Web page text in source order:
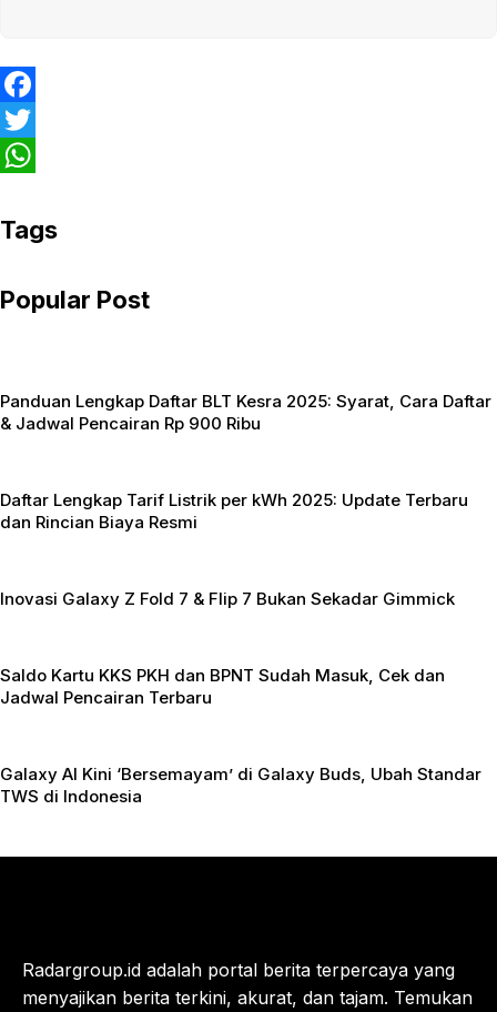
F
a
e
o
T
i
t
h
t
p
Tags
Popular Post
Panduan Lengkap Daftar BLT Kesra 2025: Syarat, Cara Daftar
& Jadwal Pencairan Rp 900 Ribu
Daftar Lengkap Tarif Listrik per kWh 2025: Update Terbaru
dan Rincian Biaya Resmi
Inovasi Galaxy Z Fold 7 & Flip 7 Bukan Sekadar Gimmick
Saldo Kartu KKS PKH dan BPNT Sudah Masuk, Cek dan
Jadwal Pencairan Terbaru
Galaxy AI Kini ‘Bersemayam’ di Galaxy Buds, Ubah Standar
TWS di Indonesia
Radargroup.id adalah portal berita terpercaya yang
menyajikan berita terkini, akurat, dan tajam. Temukan